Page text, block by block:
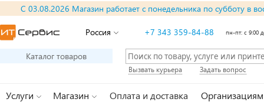
С 03.08.2026 Магазин работает с понедельника по субботу в
Россия +7 343 359-84-88 пн-пт: с 9:00
Каталог товаров
Вызвать курьера Задать вопрос
Услуги Магазин Оплата и доставка Организациям